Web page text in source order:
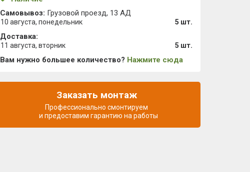
Самовывоз: Грузовой проезд, 13 АД
10 августа, понедельник 5 шт.
Доставка:
11 августа, вторник 5 шт.
Вам нужно большее количество? Нажмите сюда
Заказать монтаж
Профессионально смонтируем
и предоставим гарантию на работы